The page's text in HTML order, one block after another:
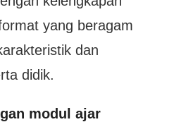
yang beragam
dan
didik.
modul ajar